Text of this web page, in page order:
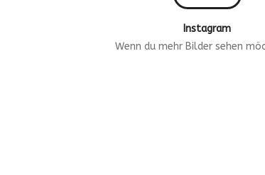
Instagram
Wenn du mehr Bilder sehen